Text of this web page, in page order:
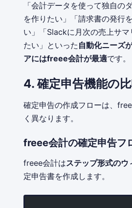
「会計データを使って独自の
を作りたい」「請求書の発行
い」「Slackに月次の売上サマ
たい」といった 自動化ニーズ
アにはfreee会計が最適です。
4. 確定申告機能の
確定申告の作成フローは、
く異なります。
freee会計の確定申告フ
freee会計はステップ形式のウ
定申告書を作成します。